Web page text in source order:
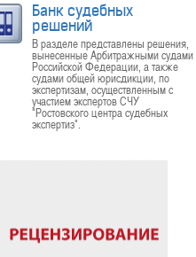
Банк судебных
решений
В разделе представлены решения,
вынесенные Арбитражными судами
Российской Федерации, а также
судами общей юрисдикции, по
экспертизам, осуществленным с
участием экспертов СЧУ
"Ростовского центра судебных
экспертиз".